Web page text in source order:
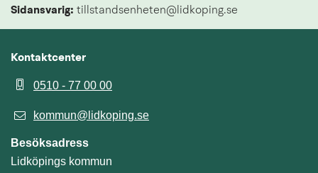
Sidansvarig: tillstandsenheten@lidkoping.se
Kontaktcenter
0510 - 77 00 00
kommun@lidkoping.se
Besöksadress
Lidköpings kommun